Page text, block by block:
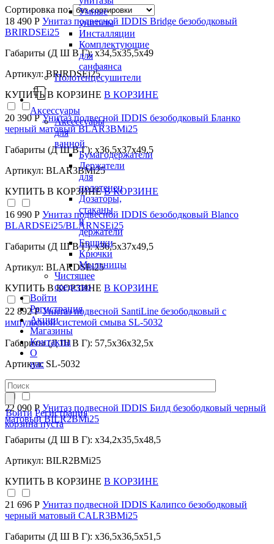
Умные
унитазы
Инсталляции
Комплектующие
для
санфаянса
Полотенцесушители
Аксессуары
Аксессуары
для
ванной
Бумагодержатели
Держатели
для
полотенец
Дозаторы,
стаканы
и
держатели
Ершики
Крючки
Мыльницы
Чистящее
средство
Войти
Регистрация
Акции
Магазины
Контакты
О
нас
Войти Регистрация
корзина пуста
Сортировка по:
18 490 Р Унитаз подвесной IDDIS Bridge безободковый
BRIRDSEi25
Габариты (Д Ш В Г): x34,5x35,5x49
Артикул: BRIRDSEi25
КУПИТЬ В КОРЗИНЕ В КОРЗИНЕ
20 390 РУнитаз подвесной IDDIS безободковый Бланко
черный матовый BLAR3BMi25
Габариты (Д Ш В Г): x36,5x37x49,5
Артикул: BLAR3BMi25
КУПИТЬ В КОРЗИНЕ В КОРЗИНЕ
16 990 Р Унитаз подвесной IDDIS безободковый Blanco
BLARDSEi25/BLARNSEi25
Габариты (Д Ш В Г): x36,5x37x49,5
Артикул: BLARDSEi25
КУПИТЬ В КОРЗИНЕ В КОРЗИНЕ
22 892 РУнитаз подвесной SantiLine безободковый с
импульсной системой смыва SL-5032
Габариты (Д Ш В Г): 57,5x36x32,5x
Артикул: SL-5032
КУПИТЬ
22 090 Р Унитаз подвесной IDDIS Билд безободковый черный
матовый BILR2BMi25
Габариты (Д Ш В Г): x34,2x35,5x48,5
Артикул: BILR2BMi25
КУПИТЬ В КОРЗИНЕ В КОРЗИНЕ
21 696 Р Унитаз подвесной IDDIS Калипсо безободковый
черный матовый CALR3BMi25
Габариты (Д Ш В Г): x36,5x36,5x51,5